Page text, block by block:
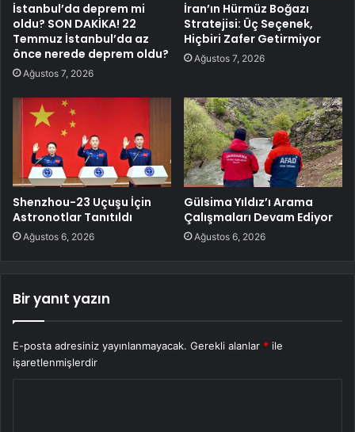
İstanbul’da deprem mi
oldu? SON DAKİKA! 22
Temmuz İstanbul’da az
önce nerede deprem oldu?
Ağustos 7, 2026
İran’ın Hürmüz Boğazı
Stratejisi: Üç Seçenek,
Hiçbiri Zafer Getirmiyor
Ağustos 7, 2026
Shenzhou-23 Uçuşu İçin
Astronotlar Tanıtıldı
Ağustos 6, 2026
Gülsima Yıldız’ı Arama
Çalışmaları Devam Ediyor
Ağustos 6, 2026
Bir yanıt yazın
E-posta adresiniz yayınlanmayacak. Gerekli alanlar * ile
işaretlenmişlerdir